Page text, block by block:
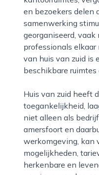
en bezoekers delen
samenwerking
georganiseerd,
professionals
van huis van zuid is
beschikbare
Huis van zuid heeft daarnaast een duidelijke verbinding met de omgeving. Er is aandacht voor
toegankelijkheid,
niet alleen als
amersfoort en
werkomgeving, kan
mogelijkheden,
herkenbare en